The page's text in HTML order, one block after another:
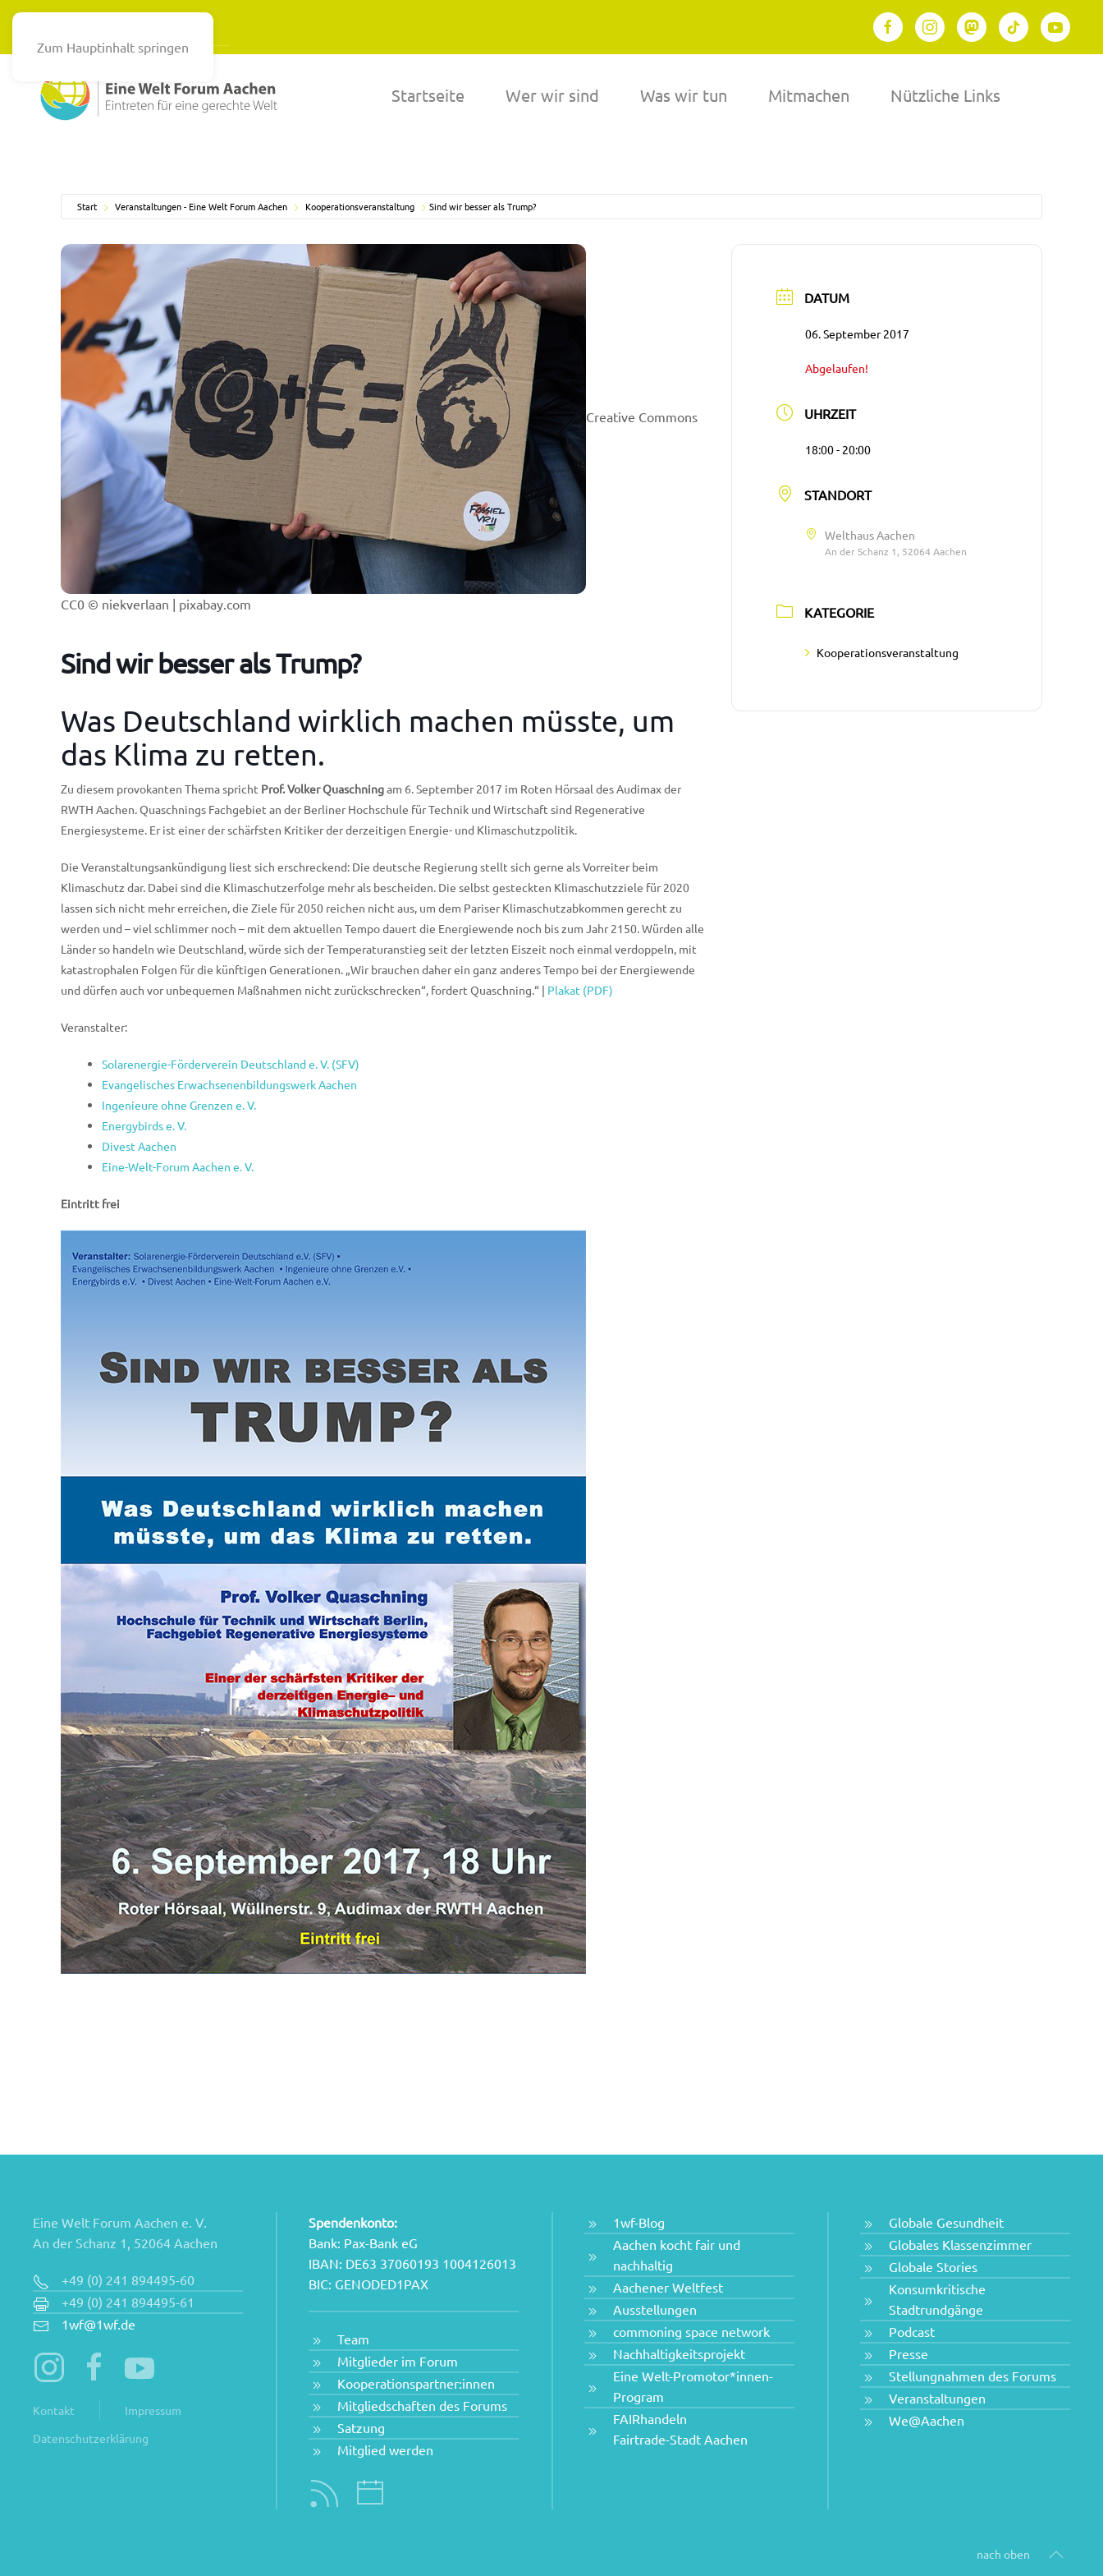
Zum Hauptinhalt springen
Startseite Wer wir sind Was wir tun Mitmachen Nützliche Links
Start Veranstaltungen - Eine Welt Forum Aachen Kooperationsveranstaltung Sind wir besser als Trump?
Creative Commons
CC0 © niekverlaan | pixabay.com
Sind wir besser als Trump?
Was Deutschland wirklich machen müsste, um
das Klima zu retten.
Zu diesem provokanten Thema spricht Prof. Volker Quaschningam 6. September 2017 im Roten Hörsaal des Audimax der
RWTH Aachen. Quaschnings Fachgebiet an der Berliner Hochschule für Technik und Wirtschaft sind Regenerative
Energiesysteme. Er ist einer der schärfsten Kritiker der derzeitigen Energie- und Klimaschutzpolitik.
Die Veranstaltungsankündigung liest sich erschreckend: Die deutsche Regierung stellt sich gerne als Vorreiter beim
Klimaschutz dar. Dabei sind die Klimaschutzerfolge mehr als bescheiden. Die selbst gesteckten Klimaschutzziele für 2020
lassen sich nicht mehr erreichen, die Ziele für 2050 reichen nicht aus, um dem Pariser Klimaschutzabkommen gerecht zu
werden und – viel schlimmer noch – mit dem aktuellen Tempo dauert die Energiewende noch bis zum Jahr 2150. Würden alle
Länder so handeln wie Deutschland, würde sich der Temperaturanstieg seit der letzten Eiszeit noch einmal verdoppeln, mit
katastrophalen Folgen für die künftigen Generationen. „Wir brauchen daher ein ganz anderes Tempo bei der Energiewende
und dürfen auch vor unbequemen Maßnahmen nicht zurückschrecken“, fordert Quaschning.“ | Plakat (PDF)
Veranstalter:
Solarenergie-Förderverein Deutschland e. V. (SFV)
Evangelisches Erwachsenenbildungswerk Aachen
Ingenieure ohne Grenzen e. V.
Energybirds e. V.
Divest Aachen
Eine-Welt-Forum Aachen e. V.
Eintritt frei
DATUM
06. September 2017
Abgelaufen!
UHRZEIT
18:00 - 20:00
STANDORT
Welthaus Aachen
An der Schanz 1, 52064 Aachen
KATEGORIE
Kooperationsveranstaltung
Eine Welt Forum Aachen e. V.
An der Schanz 1, 52064 Aachen
+49 (0) 241 894495-60
+49 (0) 241 894495-61
1wf@1wf.de
Kontakt
Impressum
Datenschutzerklärung
Spendenkonto:
Bank: Pax-Bank eG
IBAN: DE63 37060193 1004126013
BIC: GENODED1PAX
Team
Mitglieder im Forum
Kooperationspartner:innen
Mitgliedschaften des Forums
Satzung
Mitglied werden
1wf-Blog
Aachen kocht fair und
nachhaltig
Aachener Weltfest
Ausstellungen
commoning space network
Nachhaltigkeitsprojekt
Eine Welt-Promotor*innen-
Program
FAIRhandeln
Fairtrade-Stadt Aachen
Globale Gesundheit
Globales Klassenzimmer
Globale Stories
Konsumkritische
Stadtrundgänge
Podcast
Presse
Stellungnahmen des Forums
Veranstaltungen
We@Aachen
nach oben